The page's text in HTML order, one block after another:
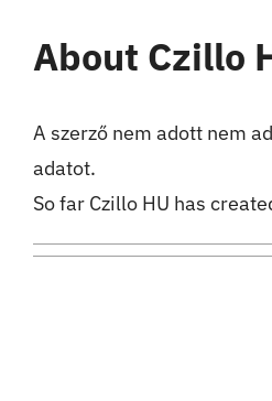
About Czillo
A szerző nem adott nem
adatot.
So far Czillo HU has